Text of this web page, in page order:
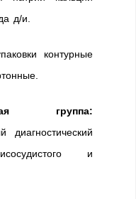
д/и.
контурные
группа:
диагностический
и